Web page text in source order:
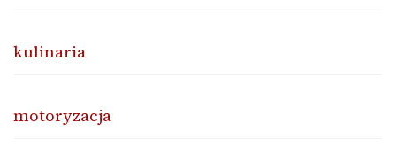
kulinaria
motoryzacja